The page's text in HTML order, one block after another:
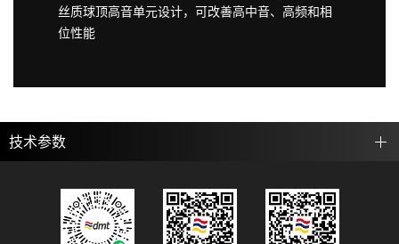
丝质球顶高音单元设计，可改善高中音、高频和相
位性能
技术参数